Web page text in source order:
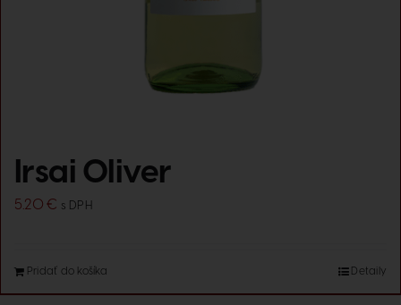
Irsai Oliver
5.20€ s DPH
Pridať do košíka Detaily